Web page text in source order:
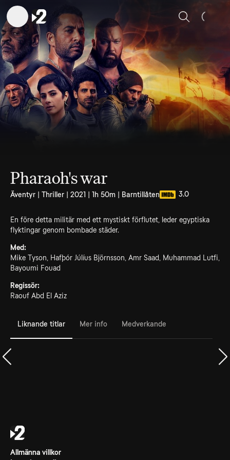
Sök
Pharaoh's war
Äventyr | Thriller | 2021 | 1h 50m | Barntillåten 3.0
En före detta militär med ett mystiskt förflutet, leder egyptiska
flyktingar genom bombade städer.
Med:
Mike Tyson, Hafþór Júlíus Björnsson, Amr Saad, Muhammad Lutfi,
Bayoumi Fouad
Regissör:
Raouf Abd El Aziz
Liknande titlar Mer info Medverkande
Allmänna villkor